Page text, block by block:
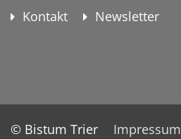
Kontakt Newsletter
© Bistum Trier
Impressum